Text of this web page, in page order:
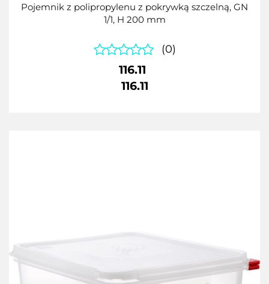
Pojemnik z polipropylenu z pokrywką szczelną, GN
1/1, H 200 mm
(0)
116.11
116.11